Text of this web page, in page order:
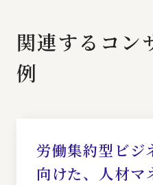
関連するコン
例
労働集約型ビジ
向けた、人材マ